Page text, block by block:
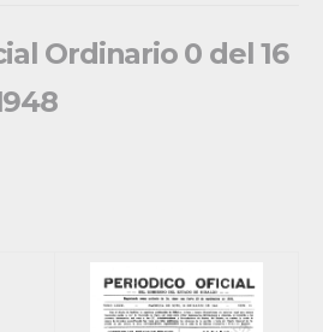
Ordinario 0 del 16